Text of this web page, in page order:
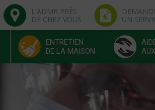
L'ADMR PRÈS
DE CHEZ VOUS
UN
ENTRETIEN
DE LA MAISON